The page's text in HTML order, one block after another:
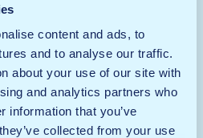
content and ads, to
and to analyse our traffic.
about your use of our site with
and analytics partners who
information that you’ve
collected from your use